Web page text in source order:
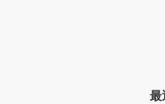
最